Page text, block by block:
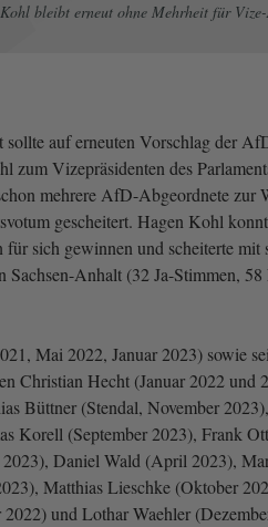
Kohl bleibt erneut ohne Mehrheit für
sollte auf erneuten Vorschlag der
zum Vizepräsidenten des
mehrere AfD-Abgeordnete zur
gescheitert. Hagen Kohl
sich gewinnen und scheiterte mit
Sachsen-Anhalt (32 Ja-Stimmen,
Mai 2022, Januar 2023) sowie
Christian Hecht (Januar 2022 und
Büttner (Stendal, November
Korell (September 2023), Frank
Daniel Wald (April 2023),
Matthias Lieschke (Oktober
und Lothar Waehler